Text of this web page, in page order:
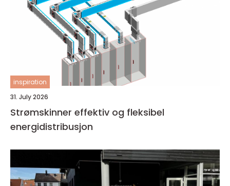
inspiration
31. July 2026
Strømskinner effektiv og fleksibel
energidistribusjon